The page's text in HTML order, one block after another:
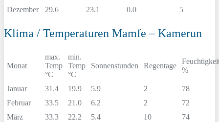
Dezember
29.6 23.1 0.0 5
Klima / Temperaturen Mamfe – Kamerun
Monat
max.
Temp
°C
min.
Temp
°C
Sonnenstunden Regentage
%
Januar 31.4 19.9 5.9 2
78
Februar
33.5 21.0 6.2 2
72
März
33.3 22.2 5.4 10
74